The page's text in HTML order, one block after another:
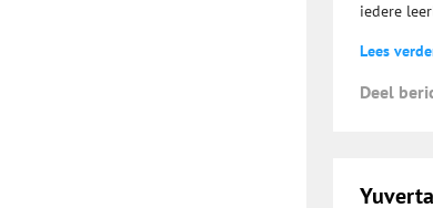
iedere
Lees
Deel